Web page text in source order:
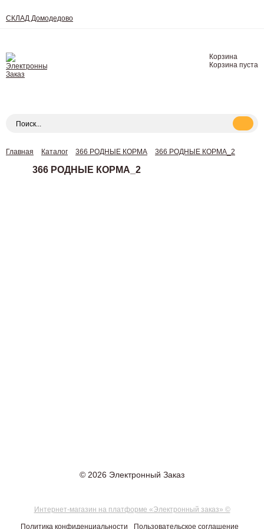
СКЛАД Домодедово
Корзина
Корзина пуста
Главная Каталог 366 РОДНЫЕ КОРМА 366 РОДНЫЕ КОРМА_2
366 РОДНЫЕ КОРМА_2
© 2026 Электронный Заказ
Интернет-магазин на платформе «Электронный заказ» ©
Политика конфиденциальности Пользовательское соглашение